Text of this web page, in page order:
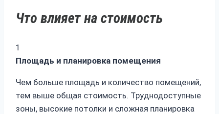
Что влияет на стоимость
1
Площадь и планировка помещения
Чем больше площадь и количество помещений,
тем выше общая стоимость. Труднодоступные
зоны, высокие потолки и сложная планировка